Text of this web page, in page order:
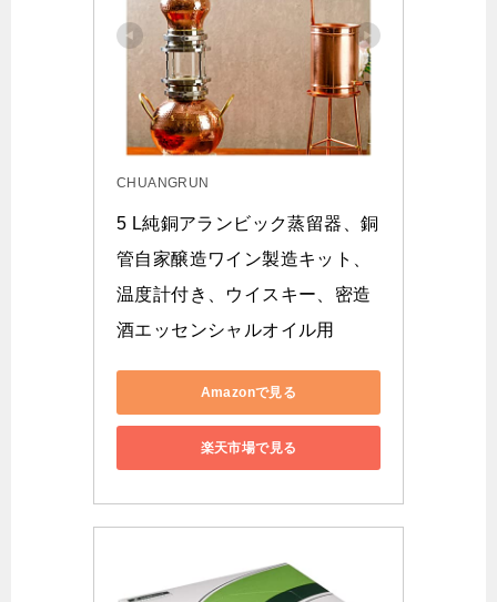
CHUANGRUN
5 L純銅アランビック蒸留器、銅
管自家醸造ワイン製造キット、
温度計付き、ウイスキー、密造
酒エッセンシャルオイル用
Amazonで見る
楽天市場で見る